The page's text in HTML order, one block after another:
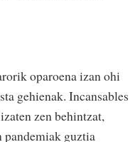
oparoena izan ohi
gehienak. Incansables
zen behintzat,
guztia